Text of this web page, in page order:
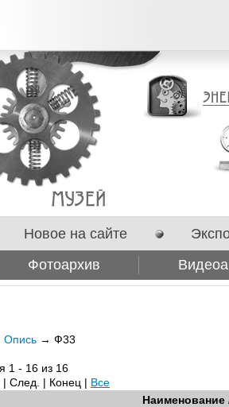
Новое на сайте
Фотоархив
Опись → Ф33
1 - 16 из 16
| След. | Конец | Все
Наименование